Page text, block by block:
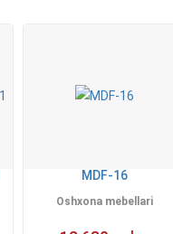
MDF-16
Oshxona mebellari